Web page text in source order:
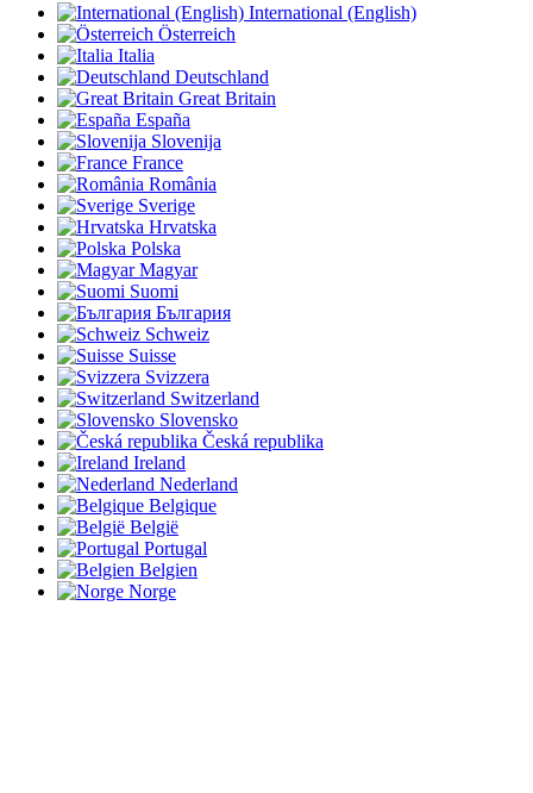
International (English)
Österreich
Italia
Deutschland
Great Britain
España
Slovenija
France
România
Sverige
Hrvatska
Polska
Magyar
Suomi
България
Schweiz
Suisse
Svizzera
Switzerland
Slovensko
Česká republika
Ireland
Nederland
Belgique
België
Portugal
Belgien
Norge